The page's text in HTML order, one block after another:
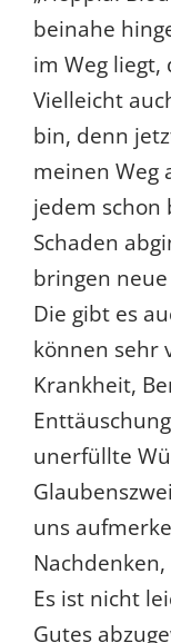
beinahe
im Weg liegt,
Vielleicht
bin, denn
meinen Weg
jedem schon
Schaden
bringen
Die gibt es
können sehr
Krankheit,
unerfüllte
uns
Es ist nicht
Gutes